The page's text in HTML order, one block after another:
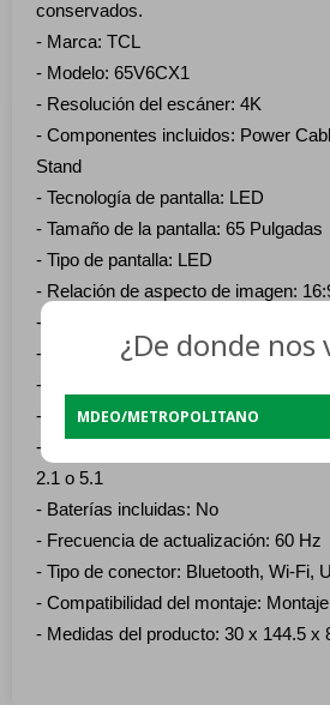
conservados.
- Marca: TCL
- Modelo: 65V6CX1
- Resolución del escáner: 4K
- Componentes incluidos: Power
Stand
- Tecnología de pantalla: LED
- Tamaño de la pantalla: 65 Pulgadas
- Tipo de pantalla: LED
- Relación de aspecto de imagen:
- Tasa de contraste de imagen: Alto
- Relación de aspecto: 1.65:1
- Resolución máxima: 3840x2160
- Entrada de audio: HDMI
- Configuración del canal de sonido
2.1 o 5.1
- Baterías incluidas: No
- Frecuencia de actualización: 60 Hz
- Tipo de conector: Bluetooth, Wi-Fi,
- Compatibilidad del montaje:
- Medidas del producto: 30 x 144.5 x
¿De donde nos
MDEO/METROPOLITANO